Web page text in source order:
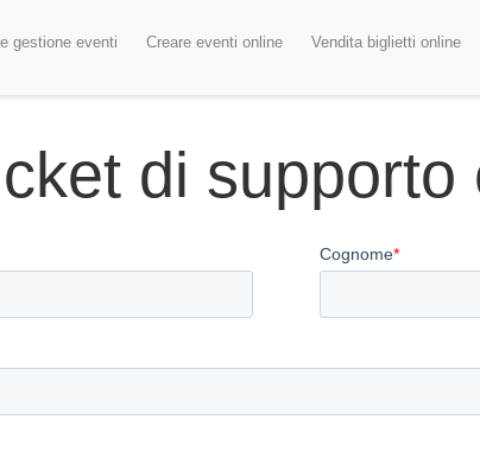
gestione eventi Creare eventi online Vendita biglietti online
di supporto